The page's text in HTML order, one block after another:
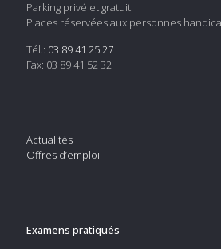
Parking privé et gratuit
Places réservées aux personnes
Tél.: 03 89 41 25 27
Fax: 03 89 41 52 32
Actualités
Offres d’emploi
Examens pratiqués